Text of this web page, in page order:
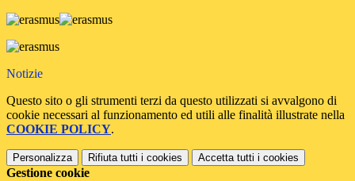
Notizie
Questo sito o gli strumenti terzi da questo utilizzati si avvalgono di
cookie necessari al funzionamento ed utili alle finalità illustrate nella
COOKIE POLICY.
Personalizza Rifiuta tutti i cookies Accetta tutti i cookies
Gestione cookie